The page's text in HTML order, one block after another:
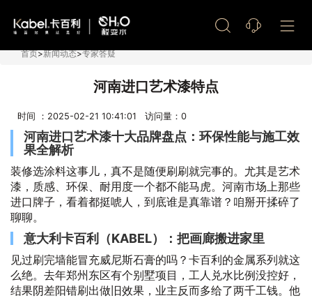
首页>新闻动态>专家答疑
河南进口艺术漆特点
时间 ：2025-02-21 10:41:01 访问量： 0
河南进口艺术漆十大品牌盘点：环保性能与施工效
果全解析
装修选涂料这事儿，真不是随便刷刷就完事的。尤其是艺术
漆，质感、环保、耐用度一个都不能马虎。河南市场上那些
进口牌子，看着都挺唬人，到底谁是真靠谱？咱掰开揉碎了
聊聊。
意大利卡百利（KABEL）：把画廊搬进家里
见过刷完墙能冒充威尼斯石膏的吗？卡百利的金属系列就这
么绝。去年郑州东区有个别墅项目，工人兑水比例没控好，
结果阴差阳错刷出做旧效果，业主反而多给了两千工钱。他